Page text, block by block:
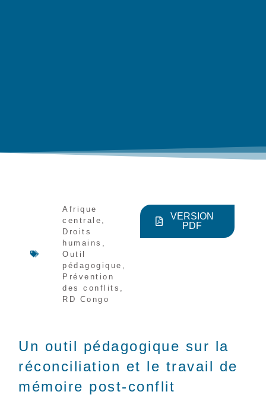
Afrique
centrale
Droits
humains
Outil
pédagogique
Prévention
des conflits
RD Congo
VERSION
PDF
Un outil pédagogique sur la
réconciliation et le travail de
mémoire post-conflit